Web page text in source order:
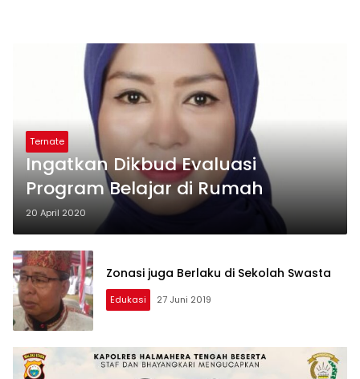
Ternate
Ingatkan Dikbud Evaluasi
Program Belajar di Rumah
20 April 2020
Zonasi juga Berlaku di Sekolah Swasta
Edukasi 27 Juni 2019